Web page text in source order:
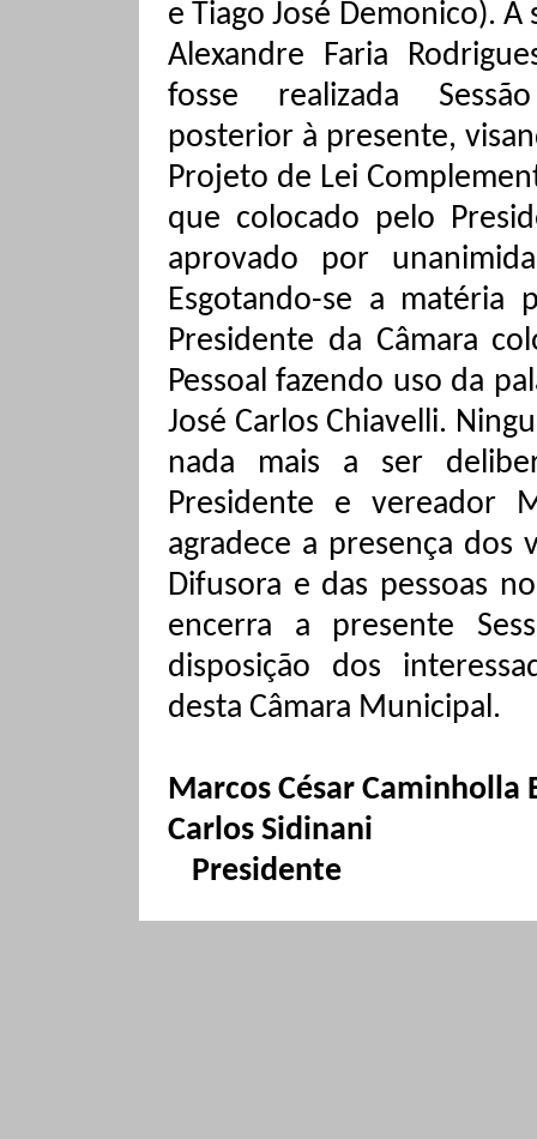
e Tiago José Demonico). A
Alexandre Faria
fosse realizada
posterior à presente,
Projeto de Lei
que colocado pelo
aprovado por
Esgotando-se a matéria
Presidente da Câmara
Pessoal fazendo uso da
José Carlos Chiavelli.
nada mais a ser
Presidente e vereador
agradece a presença dos
Difusora e das pessoas
encerra a presente
disposição dos
desta Câmara Municipal.
Marcos César Caminholla
Carlos Sidinani
Presidente